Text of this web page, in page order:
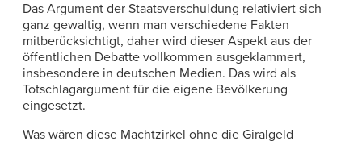
Das Argument der Staatsverschuldung relativiert sich
ganz gewaltig, wenn man verschiedene Fakten
mitberücksichtigt, daher wird dieser Aspekt aus der
öffentlichen Debatte vollkommen ausgeklammert,
insbesondere in deutschen Medien. Das wird als
Totschlagargument für die eigene Bevölkerung
eingesetzt.
Was wären diese Machtzirkel ohne die Giralgeld